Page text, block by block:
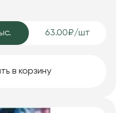
63.00₽/шт
в корзину